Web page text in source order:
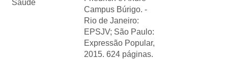
Saúde
Campus Búrigo. -
Rio de Janeiro:
EPSJV; São Paulo:
Expressão Popular,
2015. 624 páginas.